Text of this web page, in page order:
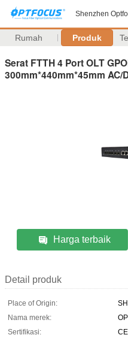
Shenzhen
Rumah Produk
Serat FTTH 4 Port OLT
300mm*440mm*45mm AC/
Harga terbaik
Detail produk
Place of Origin:
Nama merek:
Sertifikasi:
CE